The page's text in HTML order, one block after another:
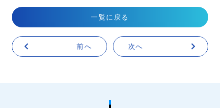
前へ
一覧に戻る
次へ